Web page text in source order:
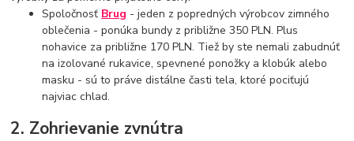
Spoločnosť Brug - jeden z popredných výrobcov zimného
oblečenia - ponúka bundy z približne 350 PLN. Plus
nohavice za približne 170 PLN. Tiež by ste nemali zabudnúť
na izolované rukavice, spevnené ponožky a klobúk alebo
masku - sú to práve distálne časti tela, ktoré pociťujú
najviac chlad.
2. Zohrievanie zvnútra